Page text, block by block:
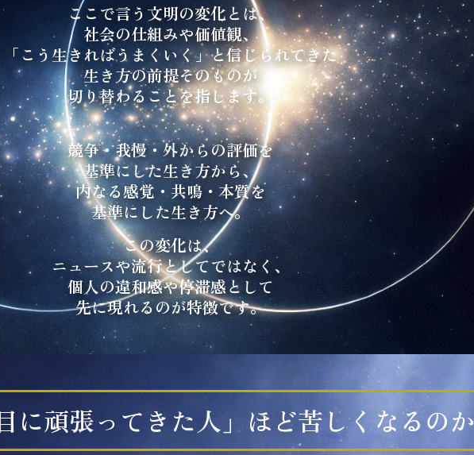
ここで言う文明の変化とは、
社会の仕組みや価値観、
「こう生きればうまくいく」と信じられてきた
生き方の前提そのものが
切り替わることを指します。
競争・我慢・外からの評価を
基準にした生き方から、
内なる感覚・共鳴・本質を
基準にした生き方へ。
この変化は、
ニュースや流行としてではなく、
個人の違和感や停滞感として
先に現れるのが特徴です。
に頑張ってきた人」ほど苦しくなるのか